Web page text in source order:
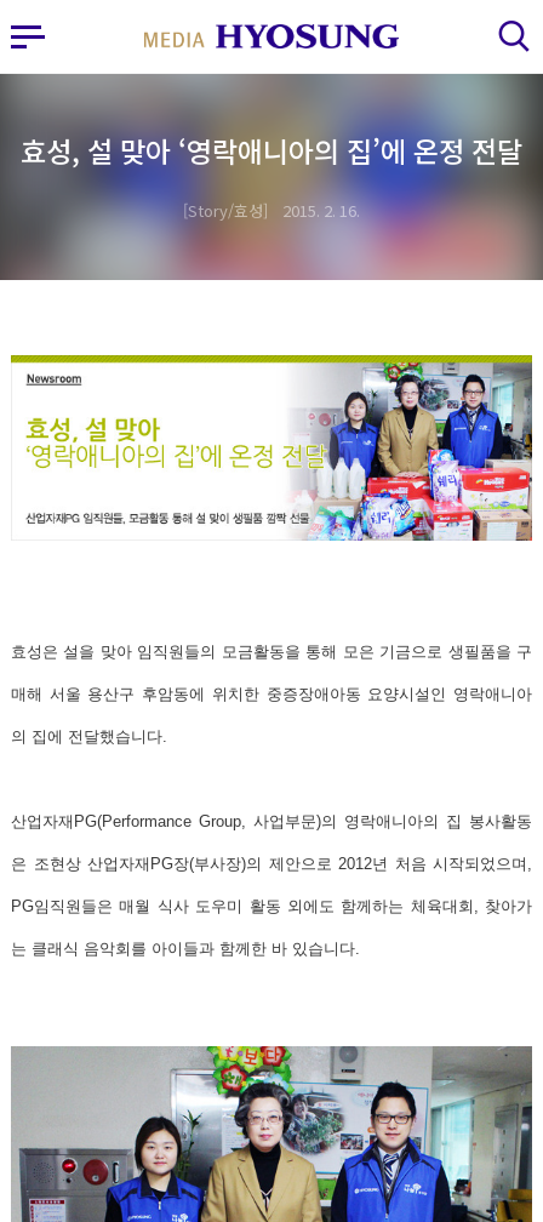
MY FRIEND HYOSUNG
사이드바 열기 검색 레이어 열기
효성, 설 맞아 ‘영락애니아의 집’에 온정 전달
Story/효성 2015. 2. 16.
효성은 설을 맞아 임직원들의 모금활동을 통해 모은 기금으로 생필품을 구
매해 서울 용산구 후암동에 위치한 중증장애아동 요양시설인 영락애니아
의 집에 전달했습니다.
산업자재PG(Performance Group, 사업부문)의 영락애니아의 집 봉사활동
은 조현상 산업자재PG장(부사장)의 제안으로 2012년 처음 시작되었으며,
PG임직원들은 매월 식사 도우미 활동 외에도 함께하는 체육대회, 찾아가
는 클래식 음악회를 아이들과 함께한 바 있습니다.